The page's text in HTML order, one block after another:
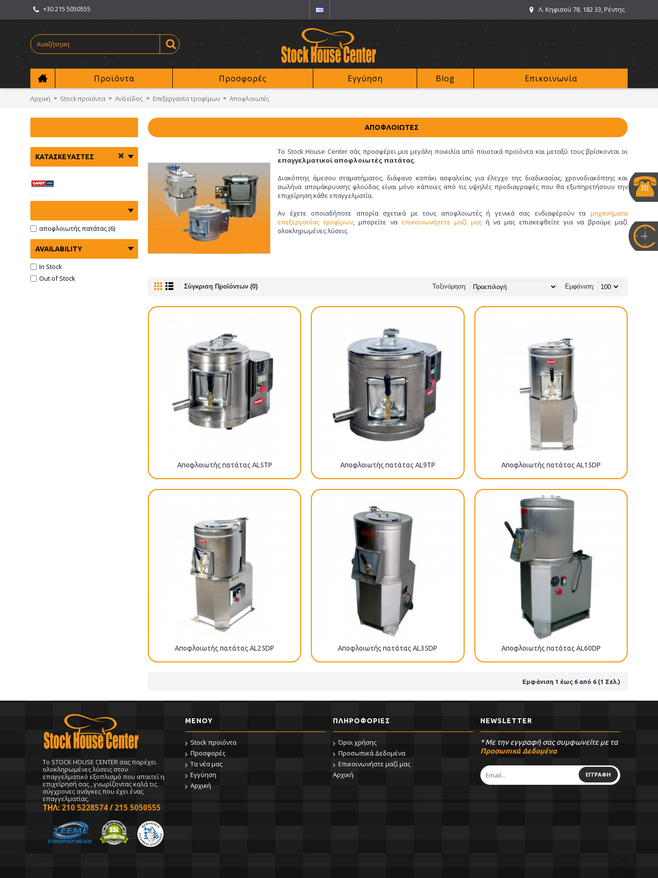
+30 215 5050555 Λ. Κηφισού 78, 182 33, Ρέντης
Προϊόντα Προσφορές Εγγύηση Blog Επικοινωνία
Αρχική Stock προϊόντα Ανά είδος Επεξεργασία τροφίμων Αποφλοιωτές
ΚΑΤΑΣΚΕΥΑΣΤΈΣ
αποφλοιωτής πατάτας (6)
AVAILABILITY
In Stock
Out of Stock
ΑΠΟΦΛΟΙΩΤΈΣ
Το Stock House Center σάς προσφέρει μια μεγάλη ποικιλία από ποιοτικά προϊόντα και μεταξύ τους βρίσκονται οι
επαγγελματικοί αποφλοιωτές πατάτας.
Διακόπτης άμεσου σταματήματος, διάφανο καπάκι ασφαλείας για έλεγχο της διαδικασίας, χρονοδιακόπτης και
σωλήνα απομάκρυνσης φλούδας είναι μόνο κάποιες από τις υψηλές προδιαγραφές που θα εξυπηρετήσουν την
επιχείρηση κάθε επαγγελματία.
Αν έχετε οποιαδήποτε απορία σχετικά με τους αποφλοιωτές ή γενικά σας ενδιαφέρούν τα μηχανήματα
επεξεργασίας τροφίμων, μπορείτε να επικοινωνήσετε μαζί μαςή να μας επισκεφθείτε για να βρούμε μαζί
ολοκληρωμένες λύσεις.
Σύγκριση Προϊόντων (0) Εμφάνιση:
Ταξινόμηση:
Αποφλοιωτής πατάτας AL5TP Αποφλοιωτής πατάτας AL9TP Αποφλοιωτής πατάτας AL15DP
Αποφλοιωτής πατάτας AL25DP Αποφλοιωτής πατάτας AL35DP Αποφλοιωτής πατάτας AL60DP
Εμφάνιση 1 έως 6 από 6 (1 Σελ.)
To STOCK HOUSE CENTER σας παρέχει
ολοκληρωμένες λύσεις στον
επαγγελματικό εξοπλισμό που απαιτεί η
επιχείρησή σας , γνωρίζοντας καλά τις
σύγχρονες ανάγκες που έχει ένας
επαγγελματίας.
ΤΗΛ: 210 5228574 / 215 5050555
ΜΕΝΟΥ
Stock προϊόντα
Προσφορές
Τα νέα μας
Εγγύηση
Αρχική
ΠΛΗΡΟΦΟΡΊΕΣ
Όροι χρήσης
Προσωπικά Δεδομένα
Επικοινωνήστε μαζί μας
Αρχική
NEWSLETTER
* Με την εγγραφή σας συμφωνείτε με τα
Προσωπικά Δεδομένα
ΕΓΓΡΑΦΗ